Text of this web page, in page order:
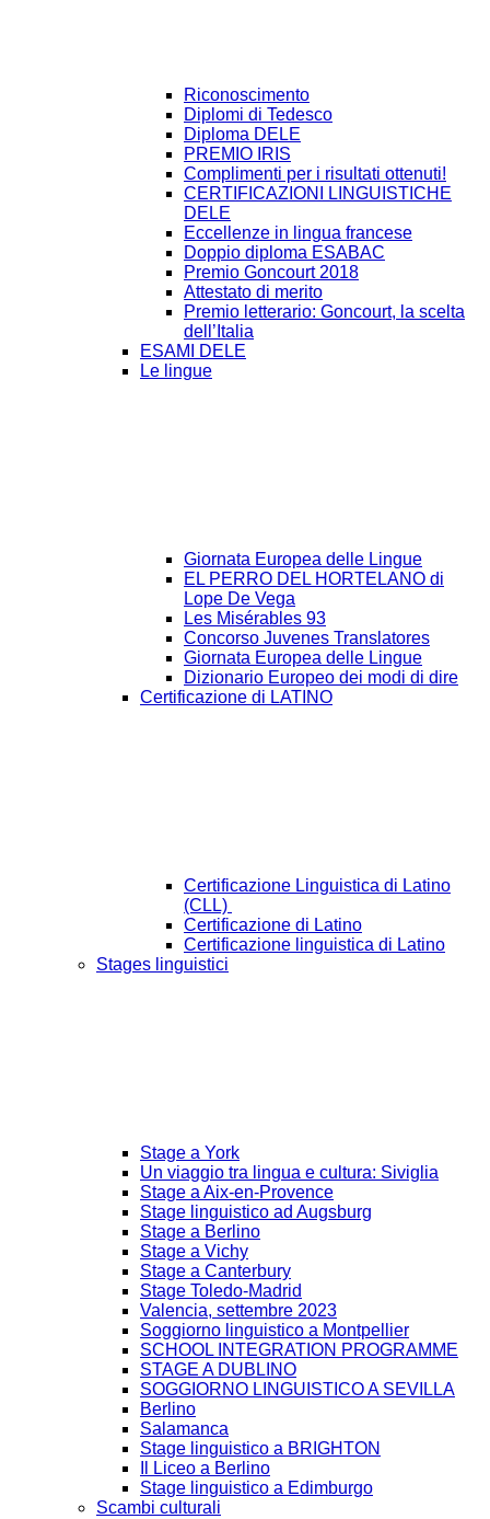
Riconoscimento
Diplomi di Tedesco
Diploma DELE
PREMIO IRIS
Complimenti per i risultati ottenuti!
CERTIFICAZIONI LINGUISTICHE
DELE
Eccellenze in lingua francese
Doppio diploma ESABAC
Premio Goncourt 2018
Attestato di merito
Premio letterario: Goncourt, la scelta
dell’Italia
ESAMI DELE
Le lingue
Giornata Europea delle Lingue
EL PERRO DEL HORTELANO di
Lope De Vega
Les Misérables 93
Concorso Juvenes Translatores
Giornata Europea delle Lingue
Dizionario Europeo dei modi di dire
Certificazione di LATINO
Certificazione Linguistica di Latino
(CLL)
Certificazione di Latino
Certificazione linguistica di Latino
Stages linguistici
Stage a York
Un viaggio tra lingua e cultura: Siviglia
Stage a Aix-en-Provence
Stage linguistico ad Augsburg
Stage a Berlino
Stage a Vichy
Stage a Canterbury
Stage Toledo-Madrid
Valencia, settembre 2023
Soggiorno linguistico a Montpellier
SCHOOL INTEGRATION PROGRAMME
STAGE A DUBLINO
SOGGIORNO LINGUISTICO A SEVILLA
Berlino
Salamanca
Stage linguistico a BRIGHTON
Il Liceo a Berlino
Stage linguistico a Edimburgo
Scambi culturali